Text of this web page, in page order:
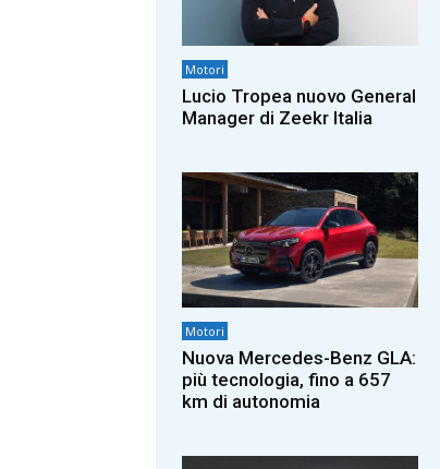
Motori
Lucio Tropea nuovo General
Manager di Zeekr Italia
Motori
Nuova Mercedes-Benz GLA:
più tecnologia, fino a 657
km di autonomia